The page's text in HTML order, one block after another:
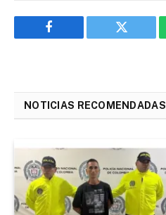
Facebook Twitter
NOTICIAS RECOMENDADAS